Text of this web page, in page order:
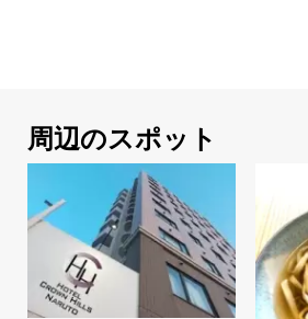
周辺のスポット